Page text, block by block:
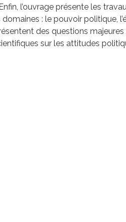
l’ouvrage présente les
: le pouvoir politique,
des questions majeures
sur les attitudes